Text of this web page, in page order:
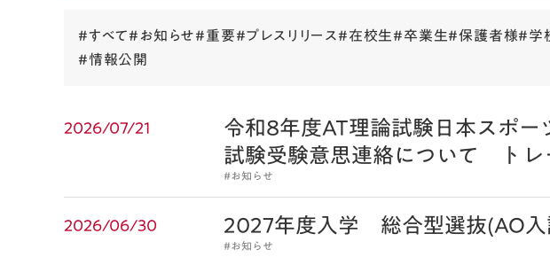
#すべて#お知らせ#重要#プレスリリース#在校生#卒業生#保護者様#学
#情報公開
2026/07/21 令和8年度AT理論試験日本スポ
試験受験意思連絡について トレ
#お知らせ
2026/06/30 2027年度入学 総合型選抜(AO
#お知らせ